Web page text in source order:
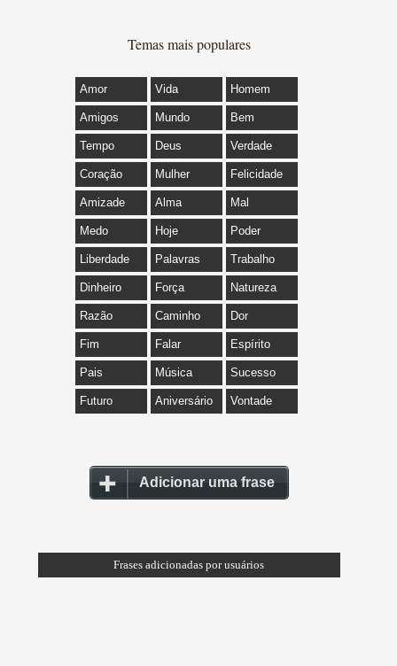
Temas mais populares
Amor Vida Homem
Amigos Mundo Bem
Tempo Deus Verdade
Coração Mulher Felicidade
Amizade Alma Mal
Medo Hoje Poder
Liberdade Palavras Trabalho
Dinheiro Força Natureza
Razão Caminho Dor
Fim Falar Espírito
Pais Música Sucesso
Futuro Aniversário Vontade
Adicionar uma frase
Frases adicionadas por usuários